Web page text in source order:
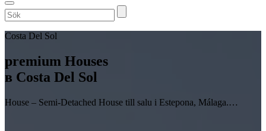
Costa Del Sol
premium Houses
в Costa Del Sol
House – Semi-Detached House till salu i Estepona, Málaga.…